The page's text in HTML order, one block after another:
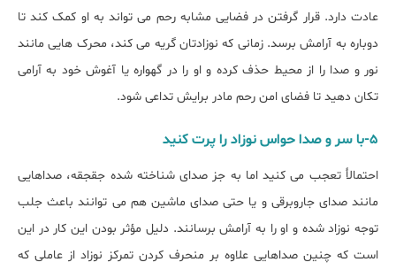
عادت دارد. قرار گرفتن در فضایی مشابه رحم می تواند به او کمک کند تا
دوباره به آرامش برسد. زمانی که نوزادتان گریه می کند، محرک هایی مانند
نور و صدا را از محیط حذف کرده و او را در گهواره یا آغوش خود به آرامی
تکان دهید تا فضای امن رحم مادر برایش تداعی شود.
5-با سر و صدا حواس نوزاد را پرت کنید
احتمالأ تعجب می کنید اما به جز صدای شناخته شده جقجقه، صداهایی
مانند صدای جاروبرقی و یا حتی صدای ماشین هم می توانند باعث جلب
توجه نوزاد شده و او را به آرامش برسانند. دلیل مؤثر بودن این کار در این
است که چنین صداهایی علاوه بر منحرف کردن تمرکز نوزاد از عاملی که